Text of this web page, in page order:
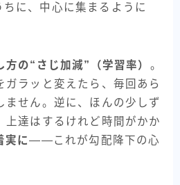
に、中心に集まるように
方の“さじ加減”（学習率） 。
ガラッと変えたら、毎回あら
ません。逆に、ほんの少しず
上達はするけれど時間がかか
実に——これが勾配降下の心